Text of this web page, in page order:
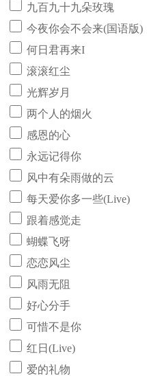
九百九十九朵玫瑰
今夜你会不会来(国语版)
何日君再来I
滚滚红尘
光辉岁月
两个人的烟火
感恩的心
永远记得你
风中有朵雨做的云
每天爱你多一些(Live)
跟着感觉走
蝴蝶飞呀
恋恋风尘
风雨无阻
好心分手
可惜不是你
红日(Live)
爱的礼物